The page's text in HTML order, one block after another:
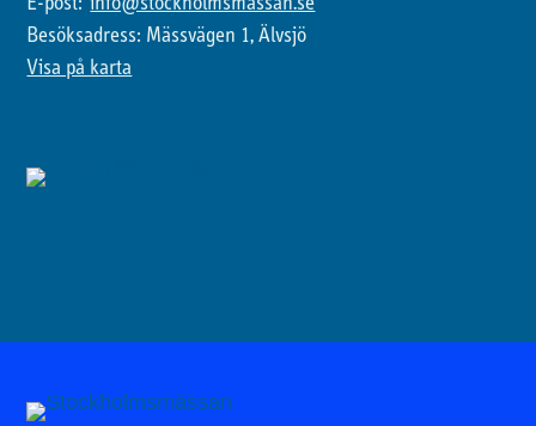
Besöksadress: Mässvägen 1, Älvsjö
Visa på karta